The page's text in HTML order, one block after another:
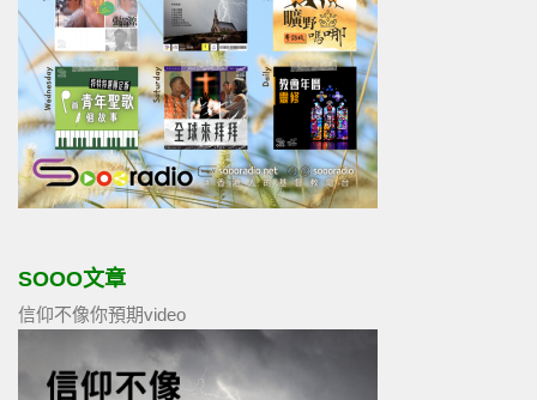
SOOO文章
信仰不像你預期video